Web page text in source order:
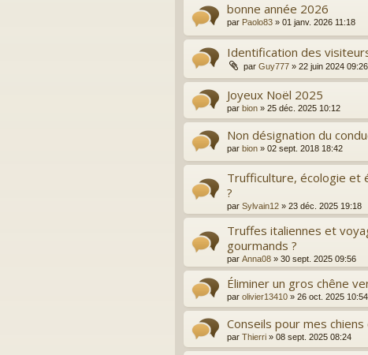
bonne année 2026
par Paolo83 » 01 janv. 2026 11:18
Identification des
par Guy777 » 22 juin 2024 09:26
Joyeux Noël 2025
par bion » 25 déc. 2025 10:12
Non désignation du
par bion » 02 sept. 2018 18:42
Trufficulture, écologie et
?
par Sylvain12 » 23 déc. 2025 19:18
Truffes italiennes et
gourmands ?
par Anna08 » 30 sept. 2025 09:56
Éliminer un gros chêne
par olivier13410 » 26 oct. 2025 10:54
Conseils pour mes
par Thierri » 08 sept. 2025 08:24